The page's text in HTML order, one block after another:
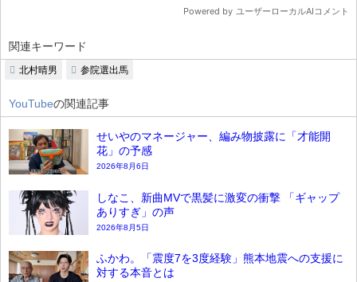
関連キーワード
北村晴男 参院選出馬
YouTubeの関連記事
せいやのマネージャー、編み物披露に「才能開
花」の予感
2026年8月6日
しなこ、新曲MVで黒髪に激変の衝撃 「ギャップ
ありすぎ」の声
2026年8月5日
ふかわ。「震度7を3度経験」熊本地震への支援に
対する本音とは